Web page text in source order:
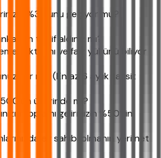
%30’unu geçiyor mu?
teklif aldınız mı?
miktarını ve faiz yükünü biliyor
var mı? (En az 6 aylık taksit
üzerinde mi?
toplamı gelirinizin %50’sini
ev sahibi olmanın yeri net